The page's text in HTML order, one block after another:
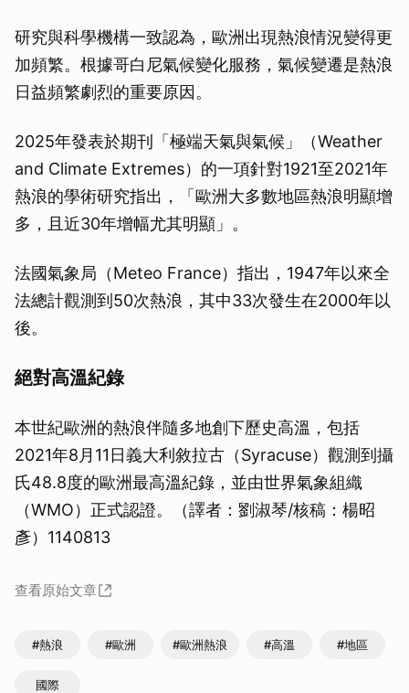
研究與科學機構一致認為，歐洲出現熱浪情況變得更
加頻繁。根據哥白尼氣候變化服務，氣候變遷是熱浪
日益頻繁劇烈的重要原因。
2025年發表於期刊「極端天氣與氣候」（Weather
and Climate Extremes）的一項針對1921至2021年
熱浪的學術研究指出，「歐洲大多數地區熱浪明顯增
多，且近30年增幅尤其明顯」。
法國氣象局（Meteo France）指出，1947年以來全
法總計觀測到50次熱浪，其中33次發生在2000年以
後。
絕對高溫紀錄
本世紀歐洲的熱浪伴隨多地創下歷史高溫，包括
2021年8月11日義大利敘拉古（Syracuse）觀測到攝
氏48.8度的歐洲最高溫紀錄，並由世界氣象組織
（WMO）正式認證。（譯者：劉淑琴/核稿：楊昭
彥）1140813
查看原始文章
#熱浪 #歐洲 #歐洲熱浪 #高溫 #地區
國際